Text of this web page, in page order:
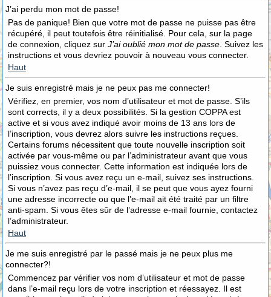
J’ai perdu mon mot de passe!
Pas de panique! Bien que votre mot de passe ne puisse pas être
récupéré, il peut toutefois être réinitialisé. Pour cela, sur la page
de connexion, cliquez sur J’ai oublié mon mot de passe . Suivez les
instructions et vous devriez pouvoir à nouveau vous connecter.
Haut
Je suis enregistré mais je ne peux pas me connecter!
Vérifiez, en premier, vos nom d’utilisateur et mot de passe. S’ils
sont corrects, il y a deux possibilités. Si la gestion COPPA est
active et si vous avez indiqué avoir moins de 13 ans lors de
l’inscription, vous devrez alors suivre les instructions reçues.
Certains forums nécessitent que toute nouvelle inscription soit
activée par vous-même ou par l’administrateur avant que vous
puissiez vous connecter. Cette information est indiquée lors de
l’inscription. Si vous avez reçu un e-mail, suivez ses instructions.
Si vous n’avez pas reçu d’e-mail, il se peut que vous ayez fourni
une adresse incorrecte ou que l’e-mail ait été traité par un filtre
anti-spam. Si vous êtes sûr de l’adresse e-mail fournie, contactez
l’administrateur.
Haut
Je me suis enregistré par le passé mais je ne peux plus me
connecter?!
Commencez par vérifier vos nom d’utilisateur et mot de passe
dans l’e-mail reçu lors de votre inscription et réessayez. Il est